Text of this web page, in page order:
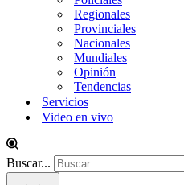
Regionales
Provinciales
Nacionales
Mundiales
Opinión
Tendencias
Servicios
Video en vivo
Buscar...